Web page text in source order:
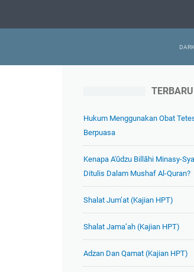
TERBARU
Hukum Menggunakan Obat
Berpuasa
Kenapa A'ūdzu Billāhi Minasy-
Ditulis Dalam Mushaf Al-Quran?
Shalat Jum’at (Kajian HPT)
Shalat Jama’ah (Kajian HPT)
Adzan Dan Qamat (Kajian HPT)